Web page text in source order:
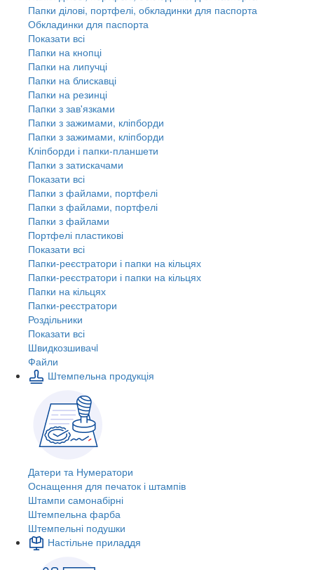
Папки ділові, портфелі, обкладинки для паспорта
Обкладинки для паспорта
Показати всі
Папки на кнопці
Папки на липучці
Папки на блискавці
Папки на резинці
Папки з зав'язками
Папки з зажимами, кліпборди
Папки з зажимами, кліпборди
Кліпборди і папки-планшети
Папки з затискачами
Показати всі
Папки з файлами, портфелі
Папки з файлами, портфелі
Папки з файлами
Портфелі пластикові
Показати всі
Папки-реєстратори і папки на кільцях
Папки-реєстратори і папки на кільцях
Папки на кільцях
Папки-реєстратори
Роздільники
Показати всі
Швидкозшивачi
Файли
Штемпельна продукція
Датери та Нумератори
Оснащення для печаток і штампів
Штампи самонабірні
Штемпельна фарба
Штемпельні подушки
Настільне приладдя